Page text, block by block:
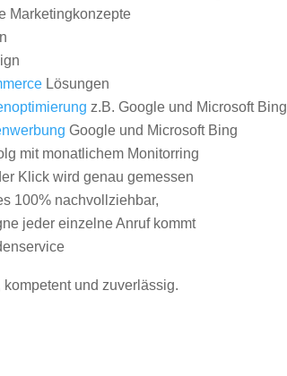
Marketingkonzepte
Lösungen
z.B. Google und Microsoft Bing
Google und Microsoft Bing
mit monatlichem Monitorring
Klick wird genau gemessen
100% nachvollziehbar,
jeder einzelne Anruf kommt
und zuverlässig.